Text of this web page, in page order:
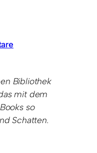
Bibliothek
mit dem
so
Schatten.